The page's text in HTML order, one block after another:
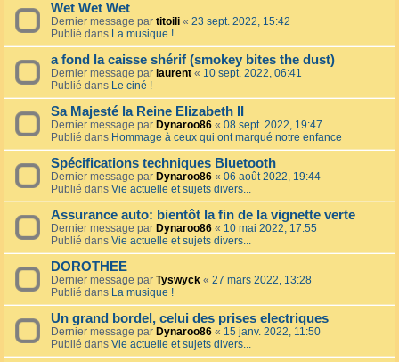
Wet Wet Wet
Dernier message par titoili « 23 sept. 2022, 15:42
Publié dans La musique !
a fond la caisse shérif (smokey bites the dust)
Dernier message par laurent « 10 sept. 2022, 06:41
Publié dans Le ciné !
Sa Majesté la Reine Elizabeth II
Dernier message par Dynaroo86 « 08 sept. 2022, 19:47
Publié dans Hommage à ceux qui ont marqué notre enfance
Spécifications techniques Bluetooth
Dernier message par Dynaroo86 « 06 août 2022, 19:44
Publié dans Vie actuelle et sujets divers...
Assurance auto: bientôt la fin de la vignette verte
Dernier message par Dynaroo86 « 10 mai 2022, 17:55
Publié dans Vie actuelle et sujets divers...
DOROTHEE
Dernier message par Tyswyck « 27 mars 2022, 13:28
Publié dans La musique !
Un grand bordel, celui des prises electriques
Dernier message par Dynaroo86 « 15 janv. 2022, 11:50
Publié dans Vie actuelle et sujets divers...